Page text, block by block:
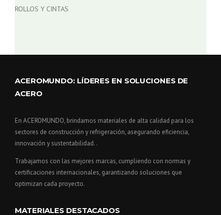
ROLLOS Y CINTAS
ACEROMUNDO: LÍDERES EN SOLUCIONES DE
ACERO
En ACEROMUNDO, brindamos materiales de alta calidad para los
sectores de construcción y refrigeración, asegurando eficiencia,
innovación y sustentabilidad. .
Trabajamos con las mejores marcas, cumpliendo con normas y
certificaciones internacionales, garantizando soluciones que
optimizan cada proyecto.
MATERIALES DESTACADOS